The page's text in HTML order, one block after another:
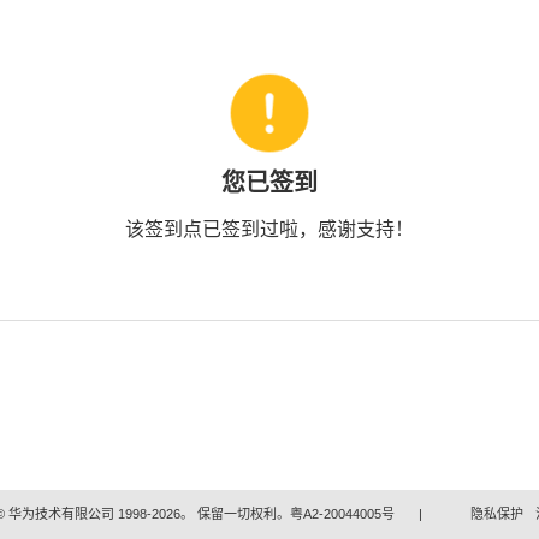
您已签到
该签到点已签到过啦，感谢支持！
华为技术有限公司 1998-2026。 保留一切权利。粤A2-20044005号 | 隐私保护